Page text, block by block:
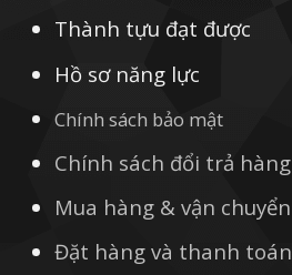
Thành tựu đạt được
Hồ sơ năng lực
Chính sách bảo mật
Chính sách đổi trả hàng
Mua hàng & vận chuyển
Đặt hàng và thanh toán